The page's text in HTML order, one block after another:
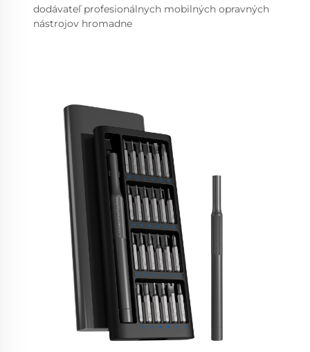
dodávateľ profesionálnych mobilných opravných
nástrojov hromadne